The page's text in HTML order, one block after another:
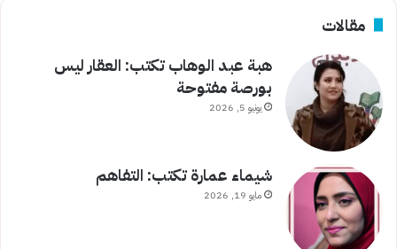
مقالات
هبة عبد الوهاب تكتب: العقار ليس
بورصة مفتوحة
يونيو 5, 2026
شيماء عمارة تكتب: التفاهم
مايو 19, 2026